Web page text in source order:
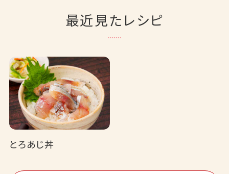
最近見たレシピ
とろあじ丼